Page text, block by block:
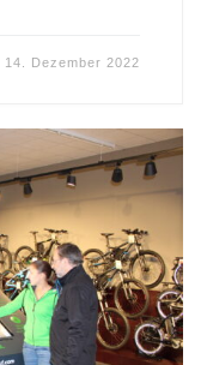
14. Dezember 2022